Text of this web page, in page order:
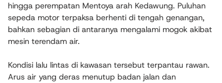
hingga perempatan Mentoya arah Kedawung. Puluhan
sepeda motor terpaksa berhenti di tengah genangan,
bahkan sebagian di antaranya mengalami mogok akibat
mesin terendam air.
Kondisi lalu lintas di kawasan tersebut terpantau rawan.
Arus air yang deras menutup badan jalan dan